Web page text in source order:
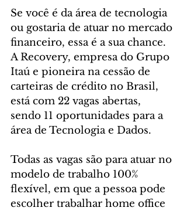
Se você é da área de tecnologia
ou gostaria de atuar no mercado
financeiro, essa é a sua chance.
A Recovery, empresa do Grupo
Itaú e pioneira na cessão de
carteiras de crédito no Brasil,
está com 22 vagas abertas,
sendo 11 oportunidades para a
área de Tecnologia e Dados.
Todas as vagas são para atuar no
modelo de trabalho 100%
flexível, em que a pessoa pode
escolher trabalhar home office